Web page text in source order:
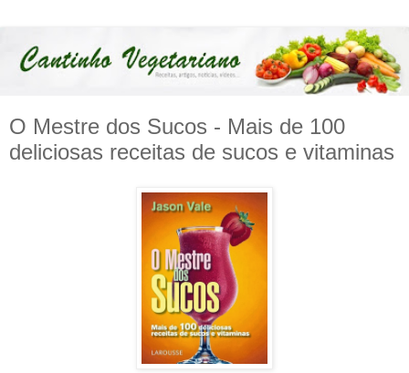
O Mestre dos Sucos - Mais de 100
deliciosas receitas de sucos e vitaminas